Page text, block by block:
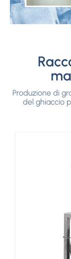
Produzione di
del ghiaccio